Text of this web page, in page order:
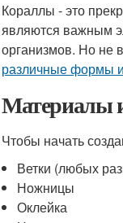
Кораллы - это
являются важным
организмов. Но не
различные формы и
Материалы
Чтобы начать
Ветки (любых
Ножницы
Оклейка